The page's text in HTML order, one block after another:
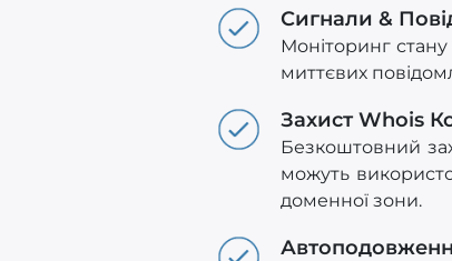
Сигнали &
Моніторинг стану
миттєвих
Захист Whois
Безкоштовний
можуть
доменної зони.